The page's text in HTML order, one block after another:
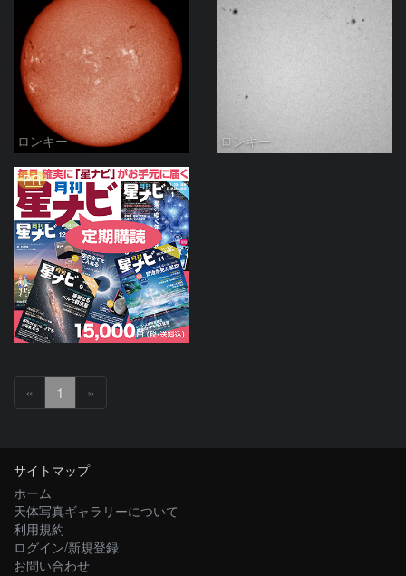
ロンキー ロンキー
PR
« 1 »
サイトマップ
ホーム
天体写真ギャラリーについて
利用規約
ログイン/新規登録
お問い合わせ